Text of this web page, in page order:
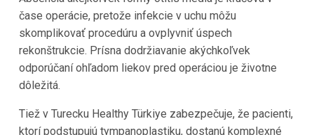
čase operácie, pretože infekcie v uchu môžu
skomplikovať procedúru a ovplyvniť úspech
rekonštrukcie. Prísna dodržiavanie akýchkoľvek
odporúčaní ohľadom liekov pred operáciou je životne
dôležitá.
Tiež v Turecku Healthy Türkiye zabezpečuje, že pacienti,
ktorí podstupujú tympanoplastiku, dostanú komplexné